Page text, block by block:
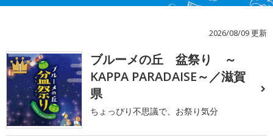
2026/08/09 更新
1
ブルーメの丘 盆祭り ～
KAPPA PARADAISE～／滋賀
県
ちょっぴり不思議で、お祭り気分